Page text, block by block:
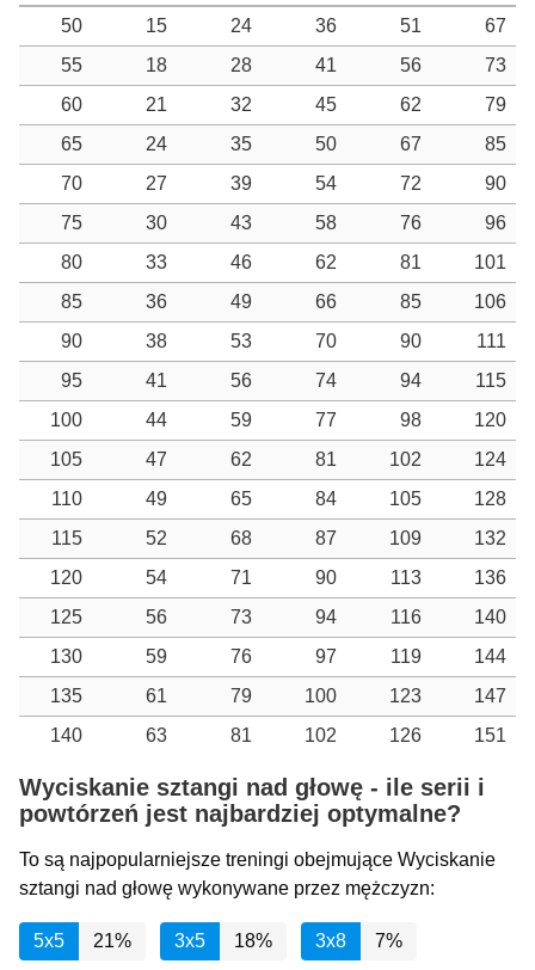
50 15 24 36 51
67
55
18 28 41 56
73
60
21 32 45 62
79
65
24 35 50 67
85
70
27 39 54 72
90
75
30 43 58 76
96
80
33 46 62 81
101
85
36 49 66 85
106
90
38 53 70 90
111
95
41 56 74 94
115
100
44 59 77 98
120
105
47 62 81 102
124
110
49 65 84 105
128
115
52 68 87 109
132
120
54 71 90 113
136
125
56 73 94 116
140
130
59 76 97 119
144
135
61 79 100 123
147
140
63 81 102 126 151
Wyciskanie sztangi nad głowę - ile serii i
powtórzeń jest najbardziej optymalne?
To są najpopularniejsze treningi obejmujące Wyciskanie
sztangi nad głowę wykonywane przez mężczyzn:
5x5 21% 3x5 18% 3x8 7%